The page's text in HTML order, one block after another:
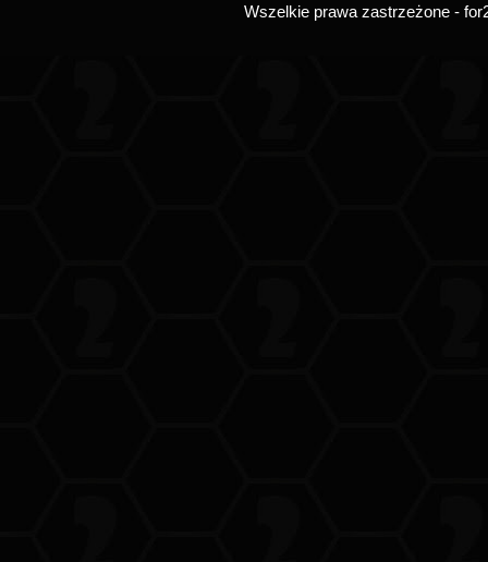
Wszelkie prawa zastrzeżone -